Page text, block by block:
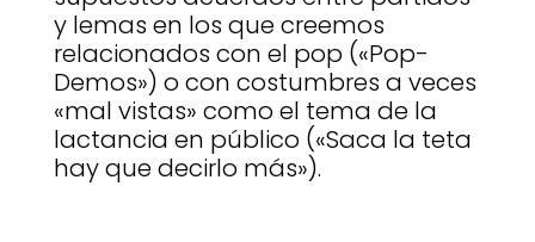
y lemas en los que creemos
relacionados con el pop («Pop-
Demos») o con costumbres a veces
«mal vistas» como el tema de la
lactancia en público («Saca la teta
hay que decirlo más»).